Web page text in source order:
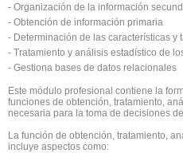
- Organización de la información
- Obtención de información primaria
- Determinación de las características
- Tratamiento y análisis estadístico de
- Gestiona bases de datos relacionales
Este módulo profesional contiene la
funciones de obtención, tratamiento,
necesaria para la toma de decisiones
La función de obtención, tratamiento,
incluye aspectos como: